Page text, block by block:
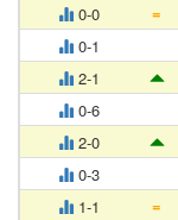
0-0
=
0-1
2-1
0-6
2-0
0-3
1-1
=